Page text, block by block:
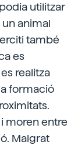
utilitzar
animal
també
es
realitza
formació
moren entre
Malgrat